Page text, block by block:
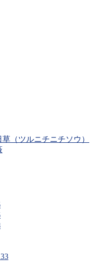
（ツルニチニチソウ）
33